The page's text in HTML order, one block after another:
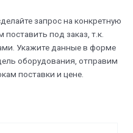
запрос на конкретную
под заказ, т.к.
Укажите данные в форме
оборудования, отправим
поставки и цене.